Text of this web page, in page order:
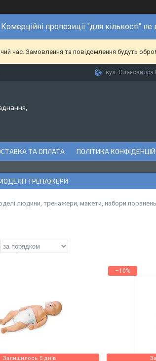
Комерційні пропозиції "для кількості"
час. Замовлення та повідомлення будуть
вул. Олександра
ТА ОПЛАТА ПОЛІТИКА
І ТРЕНАЖЕРИ
людини, тренажери, макети, набори
Залишилось 5 днів
–10%